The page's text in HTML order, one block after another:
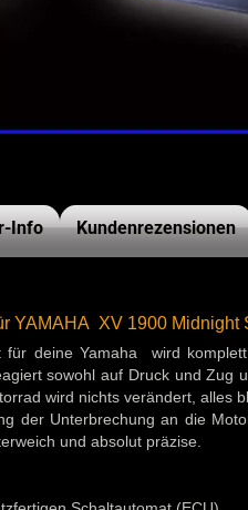
Info Kundenrezensionen
YAMAHA XV 1900 Midnight
für deine Yamaha wird
sowohl auf Druck und Zug
wird nichts verändert, alles
der Unterbrechung an die
und absolut präzise.